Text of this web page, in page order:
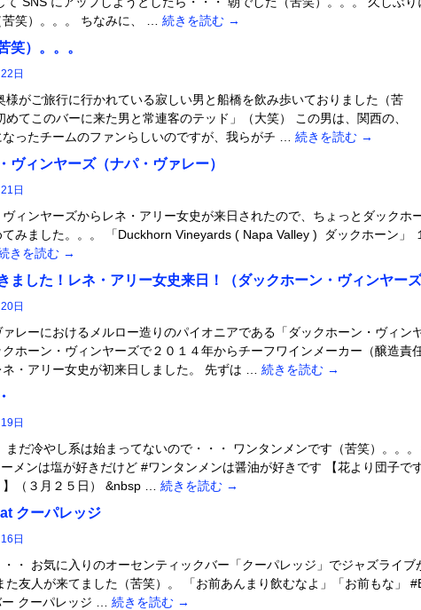
笑）。。。 ちなみに、 … 続きを読む →
笑）。。。
日
様がご旅行に行かれている寂しい男と船橋を飲み歩いておりました（苦
めてこのバーに来た男と常連客のテッド」（大笑） この男は、関西の、
なったチームのファンらしいのですが、我らがチ … 続きを読む →
ヴィンヤーズ（ナパ・ヴァレー）
日
ィンヤーズからレネ・アリー女史が来日されたので、ちょっとダックホ
みました。。。 「Duckhorn Vineyards ( Napa Valley ) ダックホーン」
きを読む →
ました！レネ・アリー女史来日！（ダックホーン・ヴィンヤーズ
日
レーにおけるメルロー造りのパイオニアである「ダックホーン・ヴィン
クホーン・ヴィンヤーズで２０１４年からチーフワインメーカー（醸造責
・アリー女史が初来日しました。 先ずは … 続きを読む →
日
まだ冷やし系は始まってないので・・・ ワンタンメンです（苦笑）。。。
メンは塩が好きだけど #ワンタンメンは醤油が好きです 【花より団子で
】（３月２５日） &nbsp … 続きを読む →
クーパレッジ
日
・・ お気に入りのオーセンティックバー「クーパレッジ」でジャズライブ
た友人が来てました（苦笑）。 「お前あんまり飲むなよ」「お前もな」
クーパレッジ … 続きを読む →